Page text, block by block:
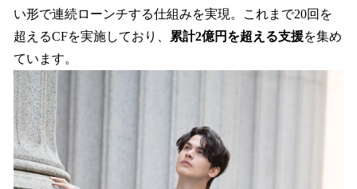
い形で連続ローンチする仕組みを実現。これまで20回を
超えるCFを実施しており、
累計2億円を超える⽀援を集め
ています。